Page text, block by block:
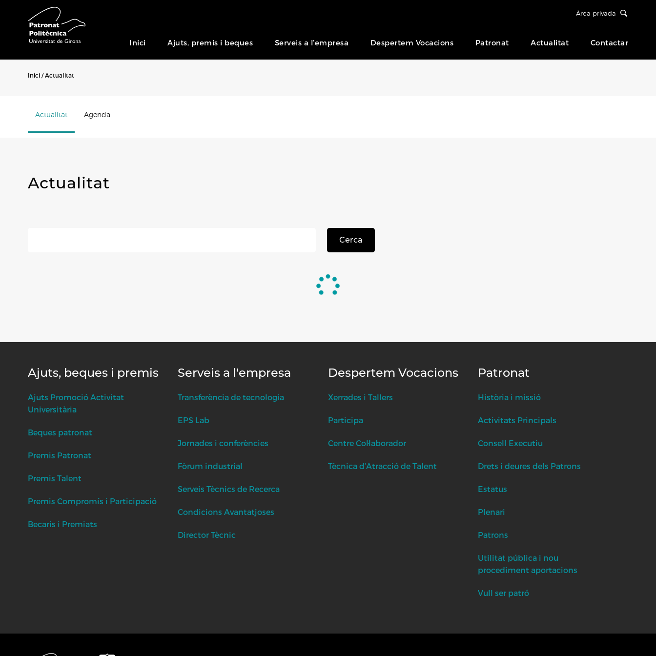
Àrea privada
Inici Ajuts, premis i beques Serveis a l’empresa Despertem Vocacions Patronat Actualitat Contactar
Inici Actualitat
Actualitat Agenda
Actualitat
Cerca
Ajuts, beques i premis
Ajuts Promoció Activitat
Universitària
Beques patronat
Premis Patronat
Premis Talent
Premis Compromís i Participació
Becaris i Premiats
Serveis a l'empresa
Transferència de tecnologia
EPS Lab
Jornades i conferències
Fòrum industrial
Serveis Tècnics de Recerca
Condicions Avantatjoses
Director Tècnic
Despertem Vocacions
Xerrades i Tallers
Participa
Centre Col·laborador
Tècnica d’Atracció de Talent
Patronat
Història i missió
Activitats Principals
Consell Executiu
Drets i deures dels Patrons
Estatus
Plenari
Patrons
Utilitat pública i nou
procediment aportacions
Vull ser patró